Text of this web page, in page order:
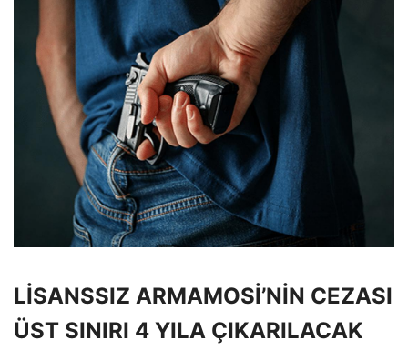
LİSANSSIZ ARMAMOSİ’NİN CEZASI
ÜST SINIRI 4 YILA ÇIKARILACAK